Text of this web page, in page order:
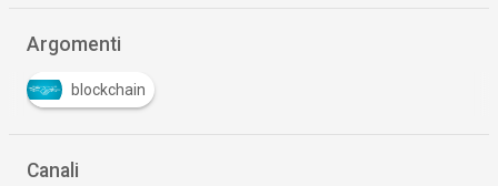
Argomenti
blockchain
Canali